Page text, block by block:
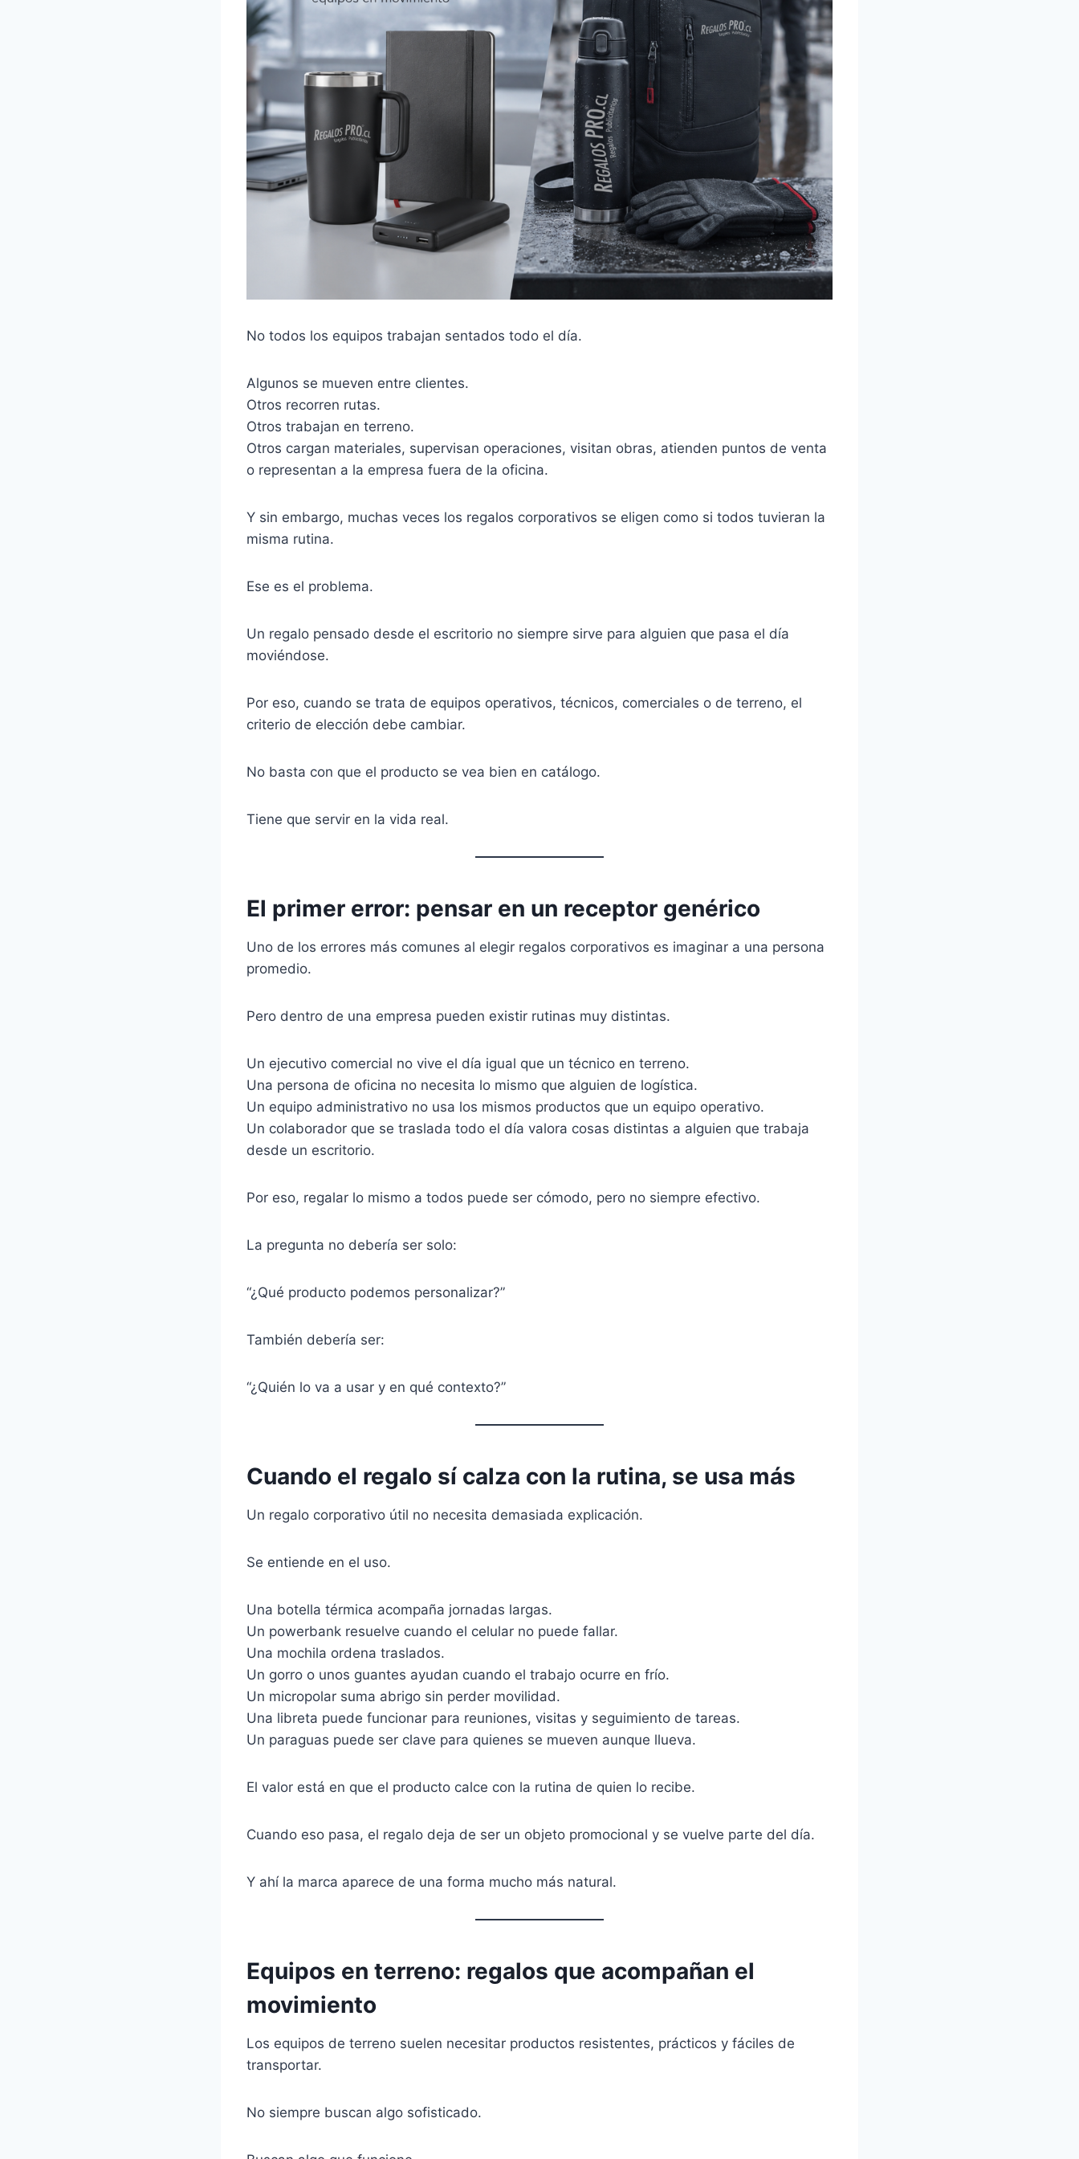
No todos los equipos trabajan sentados todo el día.
Algunos se mueven entre clientes.
Otros recorren rutas.
Otros trabajan en terreno.
Otros cargan materiales, supervisan operaciones, visitan obras, atienden puntos de venta
o representan a la empresa fuera de la oficina.
Y sin embargo, muchas veces los regalos corporativos se eligen como si todos tuvieran la
misma rutina.
Ese es el problema.
Un regalo pensado desde el escritorio no siempre sirve para alguien que pasa el día
moviéndose.
Por eso, cuando se trata de equipos operativos, técnicos, comerciales o de terreno, el
criterio de elección debe cambiar.
No basta con que el producto se vea bien en catálogo.
Tiene que servir en la vida real.
El primer error: pensar en un receptor genérico
Uno de los errores más comunes al elegir regalos corporativos es imaginar a una persona
promedio.
Pero dentro de una empresa pueden existir rutinas muy distintas.
Un ejecutivo comercial no vive el día igual que un técnico en terreno.
Una persona de oficina no necesita lo mismo que alguien de logística.
Un equipo administrativo no usa los mismos productos que un equipo operativo.
Un colaborador que se traslada todo el día valora cosas distintas a alguien que trabaja
desde un escritorio.
Por eso, regalar lo mismo a todos puede ser cómodo, pero no siempre efectivo.
La pregunta no debería ser solo:
“¿Qué producto podemos personalizar?”
También debería ser:
“¿Quién lo va a usar y en qué contexto?”
Cuando el regalo sí calza con la rutina, se usa más
Un regalo corporativo útil no necesita demasiada explicación.
Se entiende en el uso.
Una botella térmica acompaña jornadas largas.
Un powerbank resuelve cuando el celular no puede fallar.
Una mochila ordena traslados.
Un gorro o unos guantes ayudan cuando el trabajo ocurre en frío.
Un micropolar suma abrigo sin perder movilidad.
Una libreta puede funcionar para reuniones, visitas y seguimiento de tareas.
Un paraguas puede ser clave para quienes se mueven aunque llueva.
El valor está en que el producto calce con la rutina de quien lo recibe.
Cuando eso pasa, el regalo deja de ser un objeto promocional y se vuelve parte del día.
Y ahí la marca aparece de una forma mucho más natural.
Equipos en terreno: regalos que acompañan el
movimiento
Los equipos de terreno suelen necesitar productos resistentes, prácticos y fáciles de
transportar.
No siempre buscan algo sofisticado.